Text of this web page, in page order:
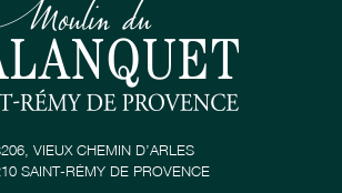
VIEUX CHEMIN D’ARLES
SAINT-RÉMY DE PROVENCE